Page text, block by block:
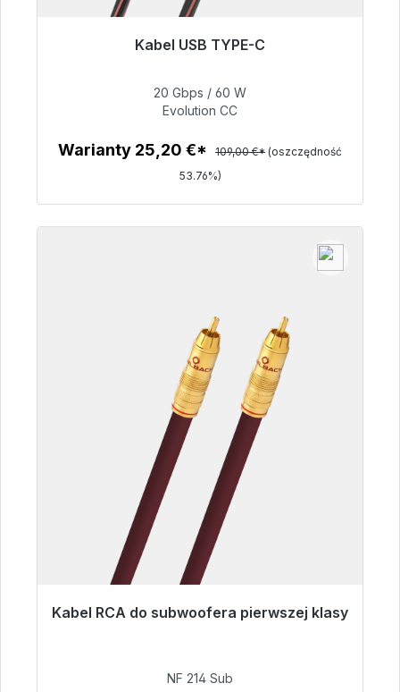
Kabel USB TYPE-C
dostawy 48h*
Szczegóły
20 Gbps / 60 W
Evolution CC
Warianty 25,20 €* 109,00 €* (oszczędność
53.76%)
Kabel RCA do subwoofera pierwszej klasy
Gotowy do natychmiastowej wysyłki, czas
94,00 €
NF 214 Sub